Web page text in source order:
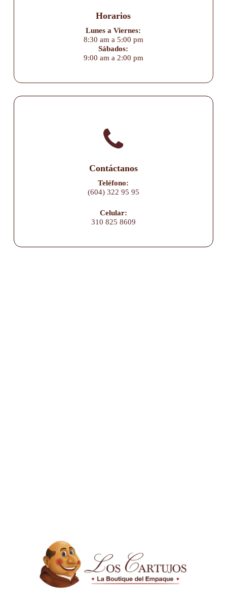
Horarios
Lunes a Viernes:
8:30 am a 5:00 pm
Sábados:
9:00 am a 2:00 pm
Contáctanos
Teléfono:
(604) 322 95 95
Celular:
310 825 8609